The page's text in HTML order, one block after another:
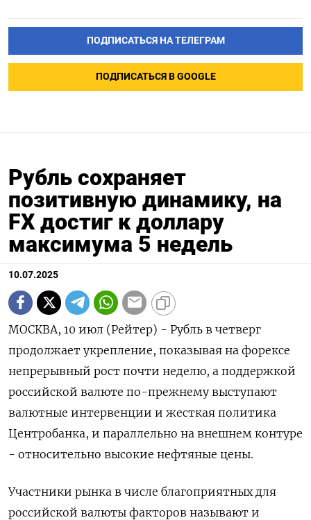
ПОДПИСАТЬСЯ НА ТЕЛЕГРАМ
ПОДПИСАТЬСЯ В GOOGLE
Рубль сохраняет
позитивную динамику, на
FX достиг к доллару
максимума 5 недель
10.07.2025
МОСКВА, 10 июл (Рейтер) - Рубль в четверг
продолжает укрепление, показывая на форексе
непрерывный рост почти неделю, а поддержкой
российской валюте по-прежнему выступают
валютные интервенции и жесткая политика
Центробанка, и параллельно на внешнем контуре
- относительно высокие нефтяные цены.
Участники рынка в числе благоприятных для
российской валюты факторов называют и